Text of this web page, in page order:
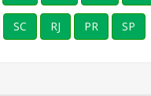
SC RJ PR SP